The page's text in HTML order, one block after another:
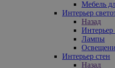
Мебель
Интерьер
Назад
Интерьер
Лампы
Интерьер стен
Назад